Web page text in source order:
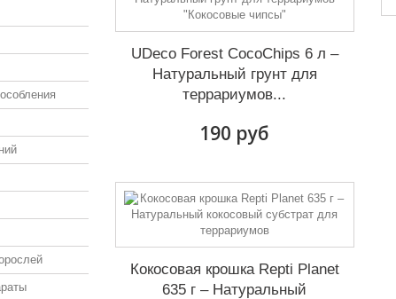
UDeco Forest CocoChips 6 л –
Натуральный грунт для
террариумов...
190 руб
Кокосовая крошка Repti Planet
635 г – Натуральный